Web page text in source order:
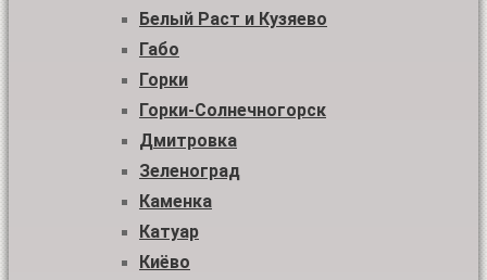
Белый Раст и Кузяево
Габо
Горки
Горки-Солнечногорск
Дмитровка
Зеленоград
Каменка
Катуар
Киёво